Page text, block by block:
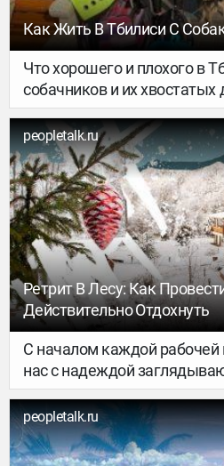
Как Жить В Тбилиси С
Что хорошего и плохого в
собачников и их хвостатых
рассказывает Настя
померанским шпицем
всю Грузию и еще 10 стран.
peopletalk.ru
Ретрит В Лесу: Как
Действительно Отдохнуть
С началом каждой рабочей
нас с надеждой
представить, как
выходные. Мы придумали
вытянуть себя из
избавиться от «‎дня сурка»
peopletalk.ru